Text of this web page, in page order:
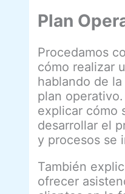
Plan
Procedamos
cómo realizar
hablando de
plan
explicar cómo
desarrollar el
y procesos se
También
ofrecer